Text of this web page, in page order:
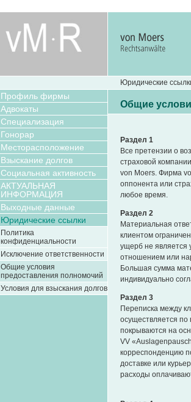
Юридические
Профиль фирмы
Адвокаты
Специализация
Гонорар
Месторасположение
Взыскание долгов
Социальная активность
АКТУАЛЬНАЯ
ИНФОРМАЦИЯ
Выходные данные
Юридические ссылки
Политика
конфиденциальности
Исключение ответственности
Общие условия
предоставления полномочий
Условия для взыскания долгов
Общие
Раздел 1
Все претензии о
страховой
von Moers. Фирма
оппонента или
любое время.
Раздел 2
Материальная
клиентом
ущерб не
отношением или
Большая сумма
индивидуально
Раздел 3
Переписка между
осуществляется
покрываются на
VV
корреспонденцию
доставке или
расходы